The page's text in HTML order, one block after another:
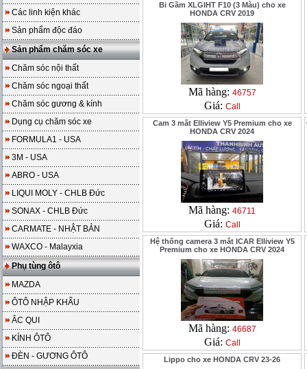
Các linh kiện khác
Sản phẩm độc đáo
Sản phẩm chăm sóc xe
Chăm sóc nội thất
Chăm sóc ngoại thất
Chăm sóc gương & kính
Dụng cụ chăm sóc xe
FORMULA1 - USA
3M - USA
ABRO - USA
LIQUI MOLY - CHLB Đức
SONAX - CHLB Đức
CARMATE - NHẬT BẢN
WAXCO - Malayxia
Phụ tùng ôtô
MAZDA
ÔTÔ NHẬP KHẨU
ẮC QUI
KÍNH ÔTÔ
ĐÈN - GƯƠNG ÔTÔ
Bi Gầm XLGIHT F10 (3 Màu) cho xe
HONDA CRV 2019
Mã hàng: 46757
Giá: Call
Cam 3 mắt Elliview Y5 Premium cho xe
HONDA CRV 2024
Mã hàng: 46711
Giá: Call
Hệ thống camera 3 mắt ICAR Elliview Y5
Premium cho xe HONDA CRV 2024
Mã hàng: 46687
Giá: Call
Lippo cho xe HONDA CRV 23-26